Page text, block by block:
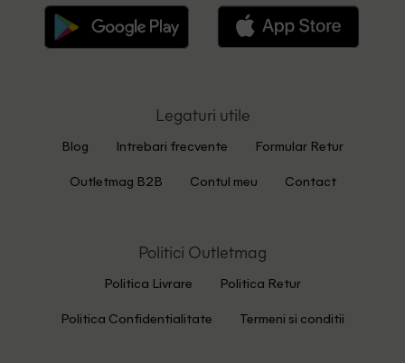
Legaturi utile
Blog Intrebari frecvente Formular Retur
Outletmag B2B Contul meu Contact
Politici Outletmag
Politica Livrare Politica Retur
Politica Confidentialitate Termeni si conditii